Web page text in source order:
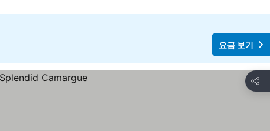
요금 보기
공유